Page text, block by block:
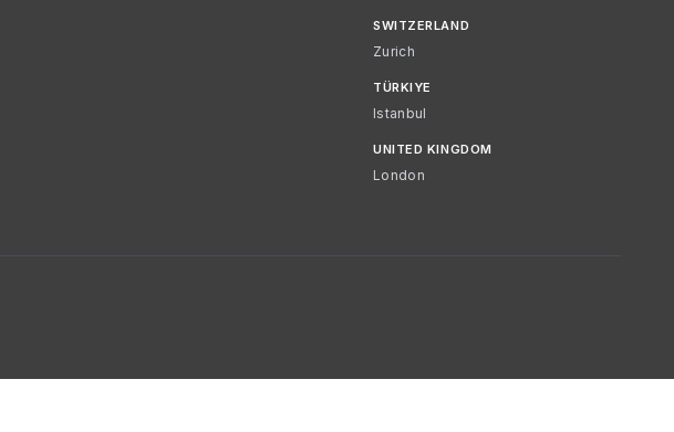
SWITZERLAND
Zurich
TÜRKIYE
Istanbul
UNITED KINGDOM
London